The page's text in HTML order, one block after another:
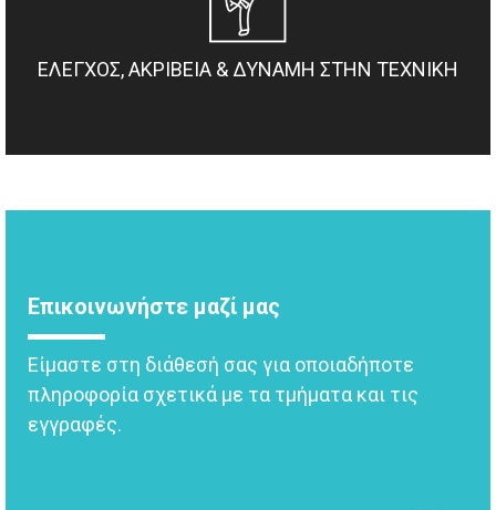
ΕΛΕΓΧΟΣ, ΑΚΡΙΒΕΙΑ & ΔΥΝΑΜΗ ΣΤΗΝ ΤΕΧΝΙΚΗ
Επικοινωνήστε μαζί μας
Είμαστε στη διάθεσή σας για οποιαδήποτε
πληροφορία σχετικά με τα τμήματα και τις
εγγραφές.